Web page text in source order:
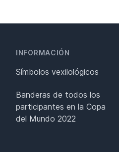
INFORMACIÓN
Símbolos vexilológicos
Banderas de todos los
participantes en la Copa
del Mundo 2022